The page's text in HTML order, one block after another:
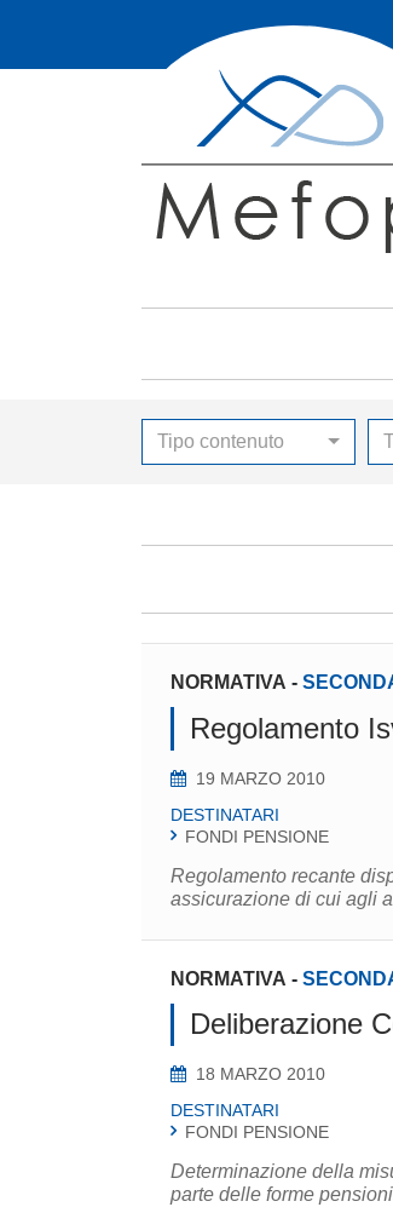
Tipo contenuto
NORMATIVA -
Regolamento
19 MARZO 2010
DESTINATARI
FONDI PENSIONE
Regolamento recante
assicurazione di cui agli
NORMATIVA -
Deliberazione
18 MARZO 2010
DESTINATARI
FONDI PENSIONE
Determinazione della
parte delle forme